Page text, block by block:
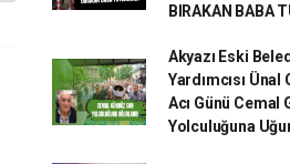
BIRAKAN BABA
Akyazı Eski
Yardımcısı Ünal
Acı Günü Cemal
Yolculuğuna